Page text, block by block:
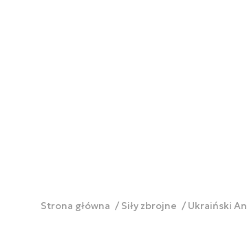
Strona główna Siły zbrojne Ukraiński